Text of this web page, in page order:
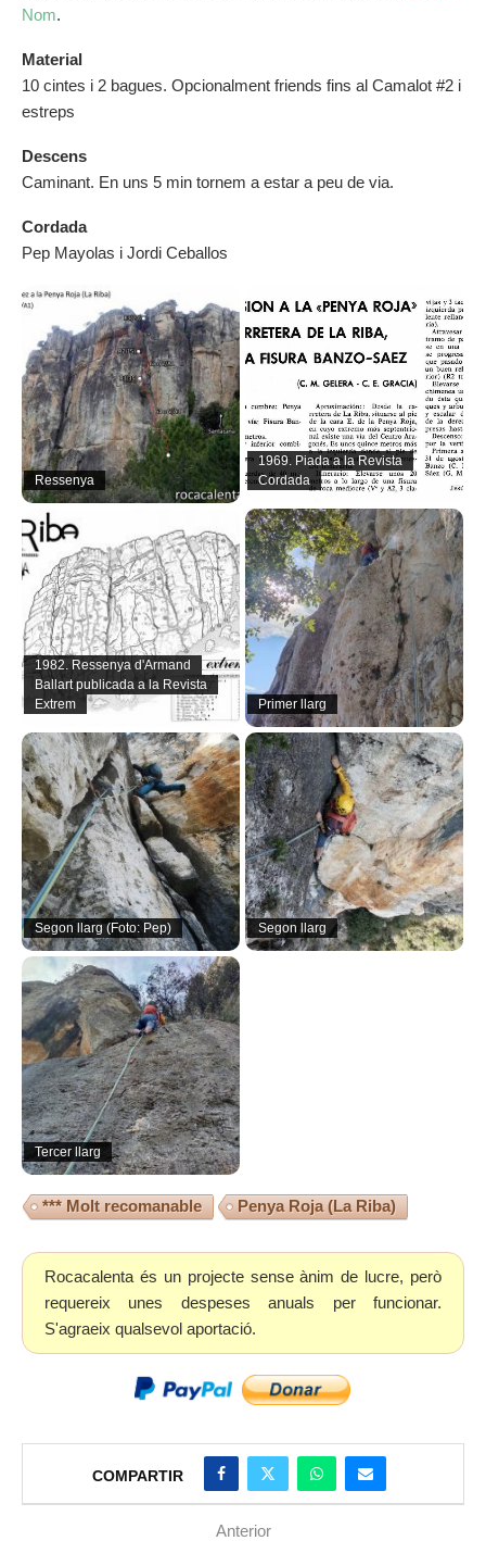
Nom.
Material
10 cintes i 2 bagues. Opcionalment friends fins al Camalot #2 i
estreps
Descens
Caminant. En uns 5 min tornem a estar a peu de via.
Cordada
Pep Mayolas i Jordi Ceballos
Ressenya
1969. Piada a la Revista
Cordada
1982. Ressenya d'Armand
Ballart publicada a la Revista
Extrem
Primer llarg
Segon llarg (Foto: Pep) Segon llarg
Tercer llarg
*** Molt recomanable Penya Roja (La Riba)
Rocacalenta és un projecte sense ànim de lucre, però
requereix unes despeses anuals per funcionar.
S'agraeix qualsevol aportació.
COMPARTIR
Anterior